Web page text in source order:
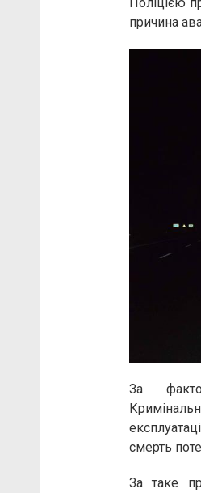
причина
За
смерть
За таке